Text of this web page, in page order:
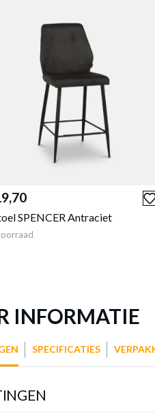
SPENCER Antraciet
INFORMATIE
SPECIFICATIES